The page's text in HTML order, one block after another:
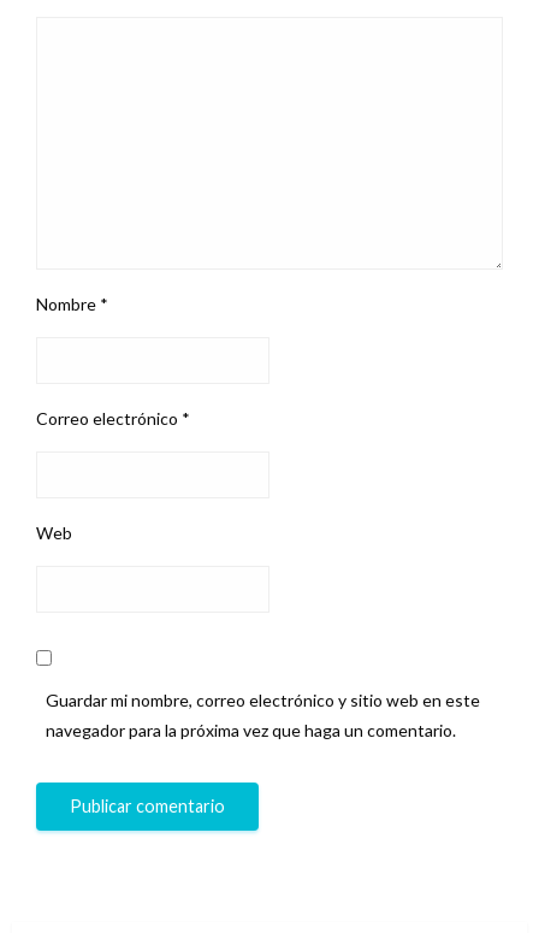
Nombre *
Correo electrónico *
Web
Guardar mi nombre, correo electrónico y sitio web en este
navegador para la próxima vez que haga un comentario.